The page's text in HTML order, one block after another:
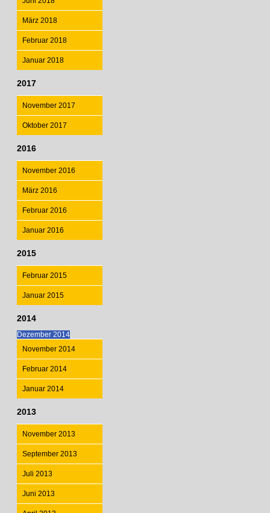
März 2018
Februar 2018
Januar 2018
2017
November 2017
Oktober 2017
2016
November 2016
März 2016
Februar 2016
Januar 2016
2015
Februar 2015
Januar 2015
2014
Dezember 2014
November 2014
Februar 2014
Januar 2014
2013
November 2013
September 2013
Juli 2013
Juni 2013